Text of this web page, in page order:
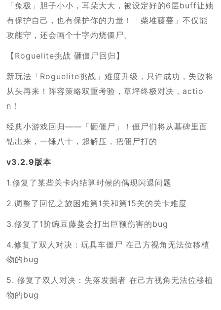
「兔极」胆子小小，耳朵大大，被设定好的6层buff让她
有保护自己，也有保护你的力量！「柴堆藤蔓」不仅能
攻能守，还会画个十字灼烧僵尸。
【Roguelite挑战 砸僵尸回归】
新玩法「Roguelite挑战」难度升级，只许成功，失败将
从头再来！阵容策略双重考验，草坪终极对决，actio
n！
经典小游戏回归——「砸僵尸」！僵尸们将从墓碑里面
钻出来，一锤八十，超解压，把僵尸打的
v3.2.9版本
1.修复了某些关卡内结算时候的偶现闪退问题
2.调整了回忆之旅困难第1关和第15关的关卡难度
3.修复了1阶豌豆藤蔓会打出巨额伤害的bug
4.修复了双人对决：玩具车僵尸 在己方视角无法位移植
物的bug
5. 修复了双人对决：失落发掘者 在己方视角无法位移植
物的bug